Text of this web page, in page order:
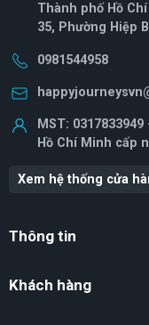
Thành phố Hồ
35, Phường Hiệp
0981544958
MST:
Hồ Chí Minh cấp
Xem hệ thống cửa
Thông tin
Khách hàng